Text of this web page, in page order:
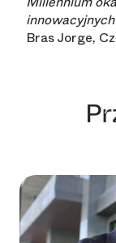
Bras Jorge,